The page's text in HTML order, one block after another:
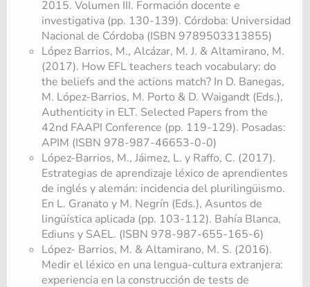
2015. Volumen III. Formación docente e
investigativa (pp. 130-139). Córdoba: Universidad
Nacional de Córdoba (ISBN 9789503313855)
López Barrios, M., Alcázar, M. J. & Altamirano, M.
(2017). How EFL teachers teach vocabulary: do
the beliefs and the actions match? In D. Banegas,
M. López-Barrios, M. Porto & D. Waigandt (Eds.),
Authenticity in ELT. Selected Papers from the
42nd FAAPI Conference (pp. 119-129). Posadas:
APIM (ISBN 978-987-46653-0-0)
López-Barrios, M., Jáimez, L. y Raffo, C. (2017).
Estrategias de aprendizaje léxico de aprendientes
de inglés y alemán: incidencia del plurilingüismo.
En L. Granato y M. Negrín (Eds.), Asuntos de
lingüística aplicada (pp. 103-112). Bahía Blanca,
Ediuns y SAEL. (ISBN 978-987-655-165-6)
López- Barrios, M. & Altamirano, M. S. (2016).
Medir el léxico en una lengua-cultura extranjera:
experiencia en la construcción de tests de